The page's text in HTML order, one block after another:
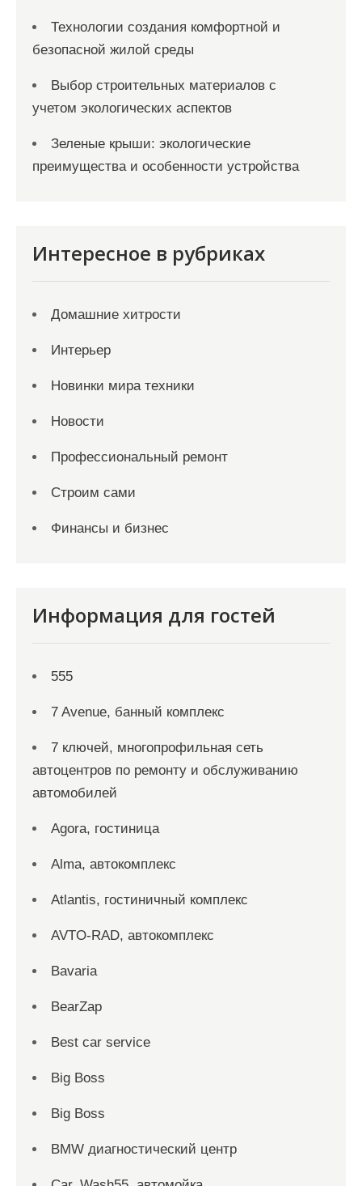
Технологии создания комфортной и
безопасной жилой среды
Выбор строительных материалов с
учетом экологических аспектов
Зеленые крыши: экологические
преимущества и особенности устройства
Интересное в рубриках
Домашние хитрости
Интерьер
Новинки мира техники
Новости
Профессиональный ремонт
Строим сами
Финансы и бизнес
Информация для гостей
555
7 Avenue, банный комплекс
7 ключей, многопрофильная сеть
автоцентров по ремонту и обслуживанию
автомобилей
Agora, гостиница
Alma, автокомплекс
Atlantis, гостиничный комплекс
AVTO-RAD, автокомплекс
Bavaria
BearZap
Best car service
Big Boss
Big Boss
BMW диагностический центр